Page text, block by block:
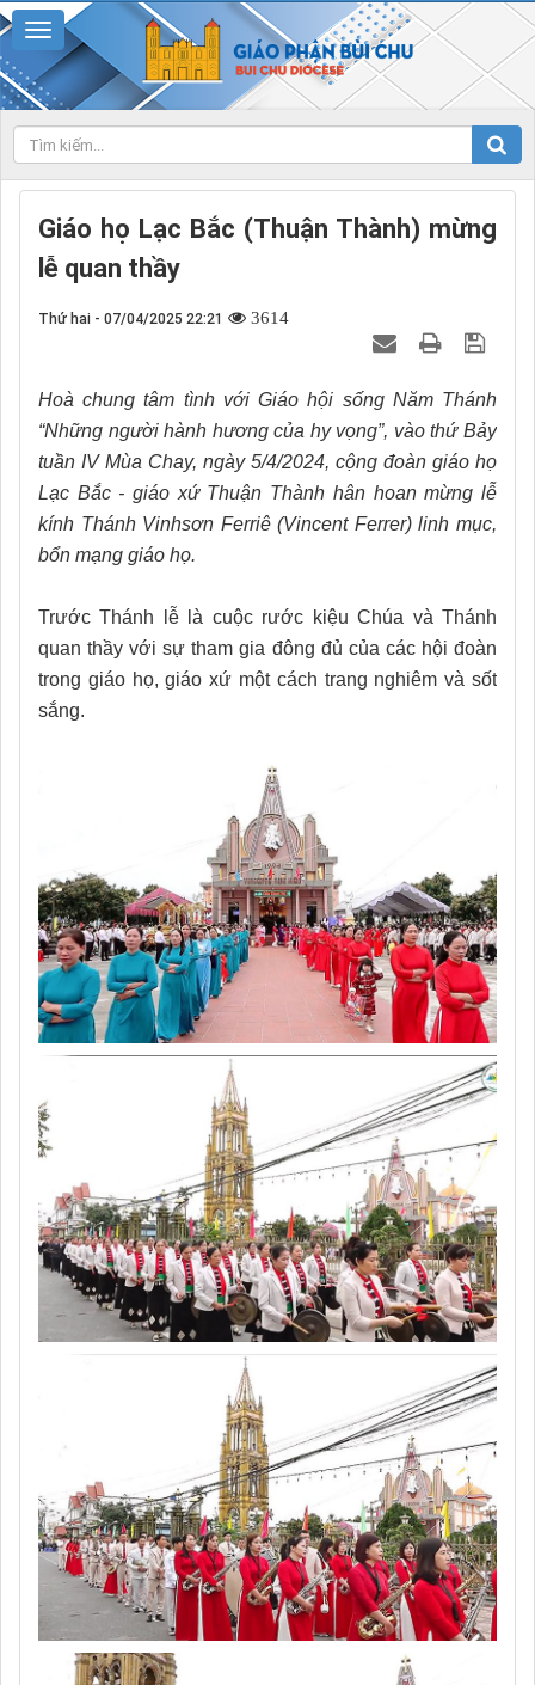
Giáo họ Lạc Bắc (Thuận Thành) mừng
lễ quan thầy
Thứ hai - 07/04/2025 22:21 3614
Hoà chung tâm tình với Giáo hội sống Năm Thánh
“Những người hành hương của hy vọng”, vào thứ Bảy
tuần IV Mùa Chay, ngày 5/4/2024, cộng đoàn giáo họ
Lạc Bắc - giáo xứ Thuận Thành hân hoan mừng lễ
kính Thánh Vinhsơn Ferriê (Vincent Ferrer) linh mục,
bổn mạng giáo họ.
Trước Thánh lễ là cuộc rước kiệu Chúa và Thánh
quan thầy với sự tham gia đông đủ của các hội đoàn
trong giáo họ, giáo xứ một cách trang nghiêm và sốt
sắng.